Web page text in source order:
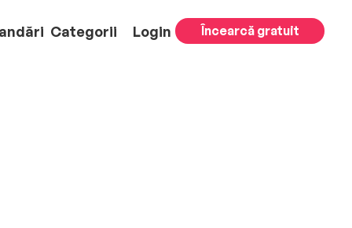
Categorii Login Încearcă gratuit